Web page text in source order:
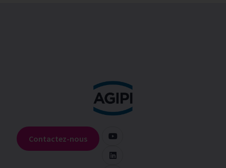
Contactez-nous